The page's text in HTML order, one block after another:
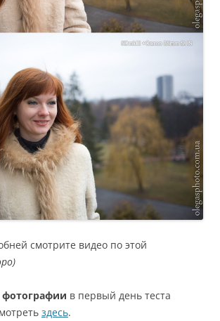
смотрите видео по этой
в первый день теста
здесь.